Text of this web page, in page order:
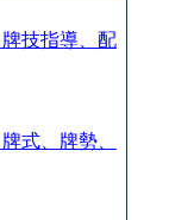
技指導、配
式、牌勢、